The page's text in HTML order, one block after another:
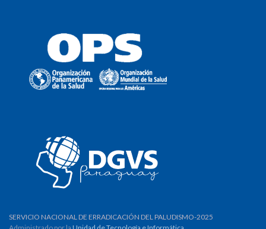
SERVICIO NACIONAL DE ERRADICACIÓN DEL PALUDISMO-2025